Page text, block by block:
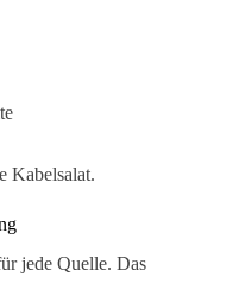
Kabelsalat.
jede Quelle. Das